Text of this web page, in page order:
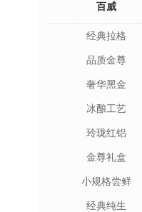
百威
经典拉格
品质金尊
奢华黑金
冰酿工艺
玲珑红铝
金尊礼盒
小规格尝鲜
经典纯生